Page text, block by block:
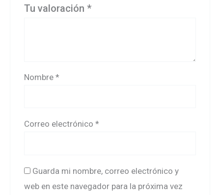
Tu valoración*
Nombre*
Correo electrónico*
Guarda mi nombre, correo electrónico y
web en este navegador para la próxima vez